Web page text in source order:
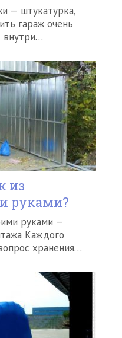
— штукатурка,
гараж очень
внутри…
из
руками?
руками —
Каждого
хранения…